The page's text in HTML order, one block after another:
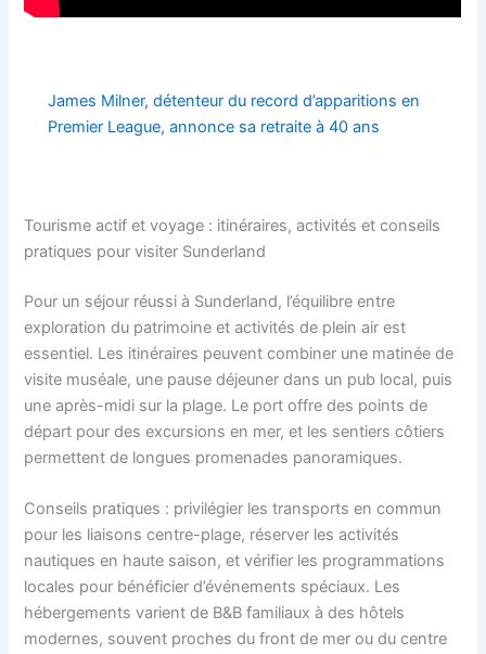
James Milner, détenteur du record d’apparitions en
Premier League, annonce sa retraite à 40 ans
Tourisme actif et voyage : itinéraires, activités et conseils
pratiques pour visiter Sunderland
Pour un séjour réussi à Sunderland, l’équilibre entre
exploration du patrimoine et activités de plein air est
essentiel. Les itinéraires peuvent combiner une matinée de
visite muséale, une pause déjeuner dans un pub local, puis
une après-midi sur la plage. Le port offre des points de
départ pour des excursions en mer, et les sentiers côtiers
permettent de longues promenades panoramiques.
Conseils pratiques : privilégier les transports en commun
pour les liaisons centre-plage, réserver les activités
nautiques en haute saison, et vérifier les programmations
locales pour bénéficier d’événements spéciaux. Les
hébergements varient de B&B familiaux à des hôtels
modernes, souvent proches du front de mer ou du centre